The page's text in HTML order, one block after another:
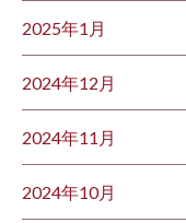
2025年1月
2024年12月
2024年11月
2024年10月